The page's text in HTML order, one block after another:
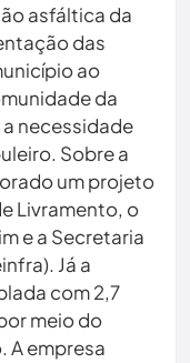
asfáltica da
das
ao
da
necessidade
Sobre a
um projeto
Livramento, o
e a Secretaria
Já a
com 2,7
meio do
A empresa